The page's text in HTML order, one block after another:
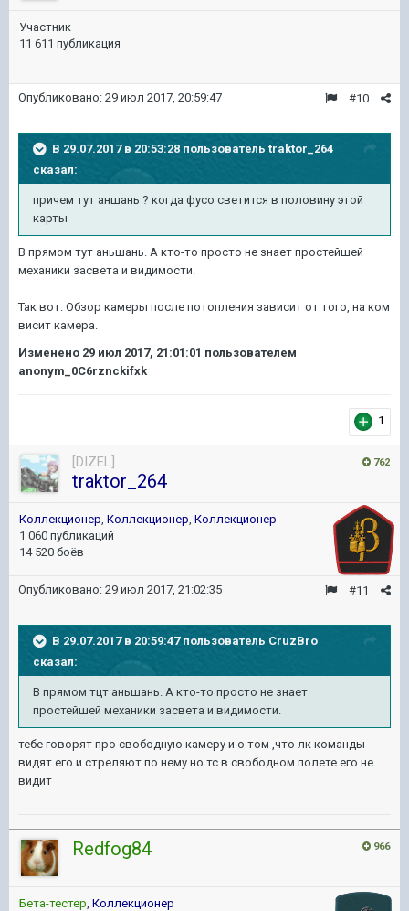
Участник
11 611 публикация
#10
Опубликовано: 29 июл 2017, 20:59:47
В 29.07.2017 в 20:53:28 пользователь traktor_264
сказал:
причем тут аншань ? когда фусо светится в половину этой
карты
В прямом тут аньшань. А кто-то просто не знает простейшей
механики засвета и видимости.
Так вот. Обзор камеры после потопления зависит от того, на ком
висит камера.
Изменено 29 июл 2017, 21:01:01 пользователем
anonym_0C6rznckifxk
1
762
[DIZEL]
traktor_264
Коллекционер, Коллекционер, Коллекционер
1 060 публикаций
14 520 боёв
#11
Опубликовано: 29 июл 2017, 21:02:35
В 29.07.2017 в 20:59:47 пользователь CruzBro
сказал:
В прямом тцт аньшань. А кто-то просто не знает
простейшей механики засвета и видимости.
тебе говорят про свободную камеру и о том ,что лк команды
видят его и стреляют по нему но тс в свободном полете его не
видит
966
Redfog84
Бета-тестер, Коллекционер